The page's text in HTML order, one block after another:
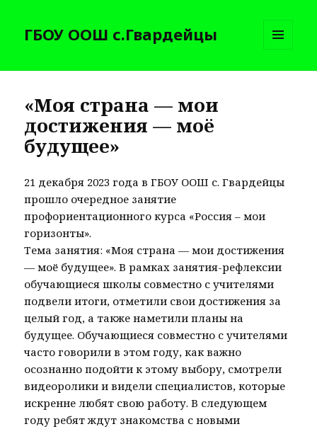
ГБОУ ООШ с.Гвардейцы
И
«Моя страна — мои
достижения — моё
будущее»
21 декабря 2023 года в ГБОУ ООШ с. Гвардейцы
прошло очередное занятие
профориентационного курса «Россия – мои
горизонты».
Тема занятия: «Моя страна — мои достижения
— моё будущее». В рамках занятия-рефлексии
обучающиеся школы совместно с учителями
подвели итоги, отметили свои достижения за
целый год, а также наметили планы на
будущее. Обучающиеся совместно с учителями
часто говорили в этом году, как важно
осознанно подойти к этому выбору, смотрели
видеоролики и видели специалистов, которые
искренне любят свою работу. В следующем
году ребят ждут знакомства с новыми